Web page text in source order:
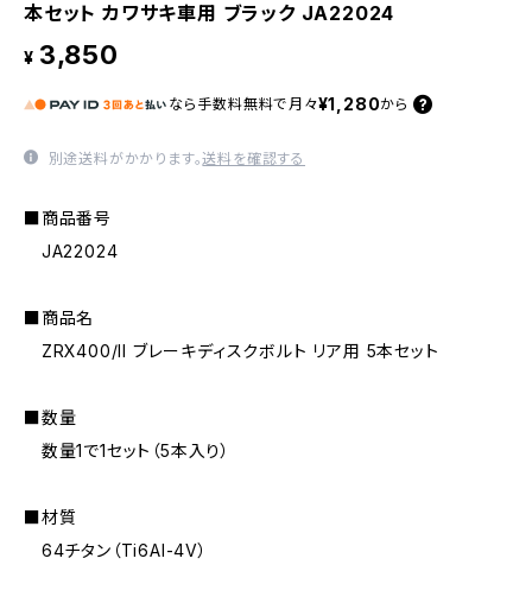
本セット カワサキ車用 ブラック JA22024
¥ 3,850
なら 手数料無料で 月々¥1,280から
別途送料がかかります。送料を確認する
■商品番号
JA22024
■商品名
ZRX400/II ブレーキディスクボルト リア用 5本セット
■数量
数量1で1セット（5本入り）
■材質
64チタン（Ti6AI-4V）